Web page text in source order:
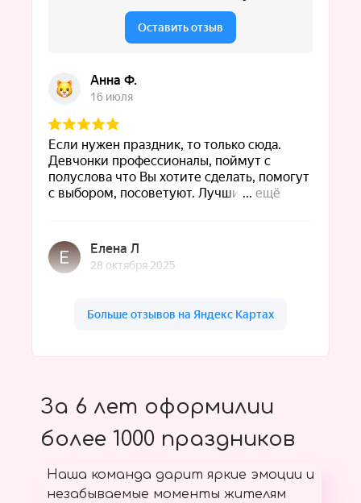
За 6 лет оформилии
более 1000 праздников
Наша команда дарит яркие эмоции и
незабываемые моменты жителям